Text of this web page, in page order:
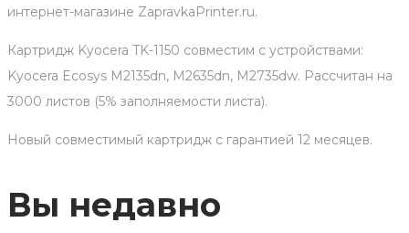
интернет-магазине ZapravkaPrinter.ru.
Картридж Kyocera TK-1150 совместим с устройствами:
Kyocera Ecosys M2135dn, M2635dn, M2735dw. Рассчитан на
3000 листов (5% заполняемости листа).
Новый совместимый картридж с гарантией 12 месяцев.
Вы недавно